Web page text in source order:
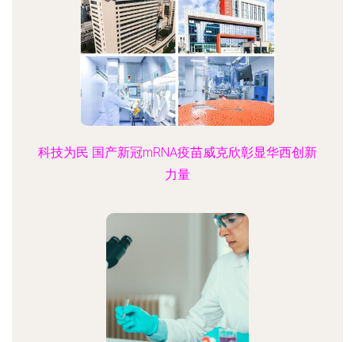
科技为民 国产新冠mRNA疫苗威克欣彰显华西创新
力量